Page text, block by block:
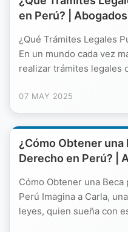
en Perú? |
¿Qué Trámites Legales
En un mundo cada vez
realizar trámites legales
07 MAY 2025
¿Cómo Obtener una
Derecho en Perú? |
Cómo Obtener una
Perú Imagina a Carla,
leyes, quien sueña con